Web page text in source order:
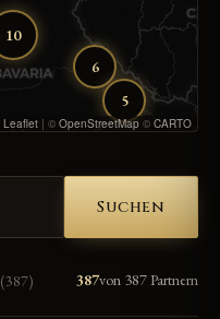
5
6
10
Leaflet | © OpenStreetMap © CARTO
Suchen
(387) 387von 387 Partnern